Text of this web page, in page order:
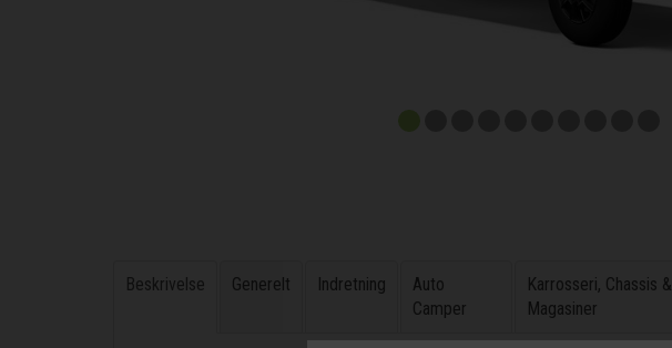
Beskrivelse Generelt Indretning
Auto
Camper
Karrosseri, Chassis &
Magasiner